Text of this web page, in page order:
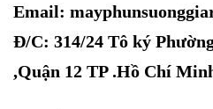
Email:
Đ/C: 314/24 Tô ký
,Quận 12 TP .Hồ Chí